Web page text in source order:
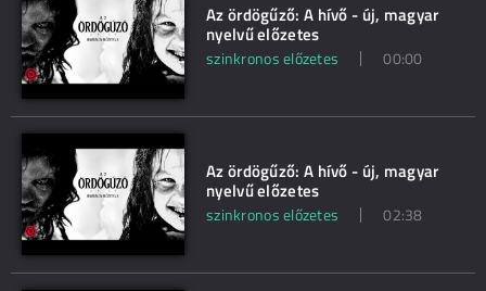
Az ördögűző: A hívő - új, magyar
nyelvű előzetes
szinkronos előzetes 00:00
Az ördögűző: A hívő - új, magyar
nyelvű előzetes
szinkronos előzetes 02:38